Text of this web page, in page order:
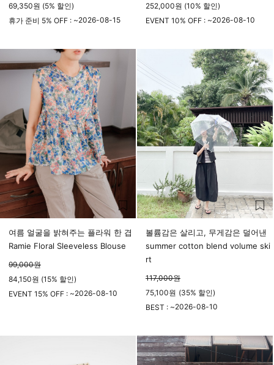
69,350원 (5% 할인)
휴가 준비 5% OFF : ~2026-08-15
252,000원 (10% 할인)
EVENT 10% OFF : ~2026-08-10
여름 얼굴을 밝혀주는 플라워 한 겹
Ramie Floral Sleeveless Blouse
99,000원
84,150원 (15% 할인)
EVENT 15% OFF : ~2026-08-10
볼륨감은 살리고, 무게감은 덜어낸
summer cotton blend volume ski
rt
117,000원
75,100원 (35% 할인)
BEST : ~2026-08-10